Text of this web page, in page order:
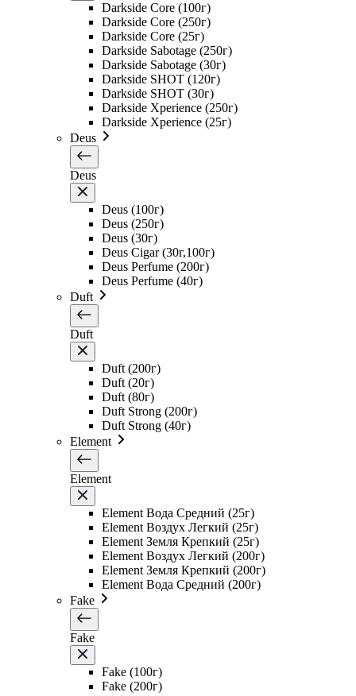
Darkside Core (100г)
Darkside Core (250г)
Darkside Core (25г)
Darkside Sabotage (250г)
Darkside Sabotage (30г)
Darkside SHOT (120г)
Darkside SHOT (30г)
Darkside Xperience (250г)
Darkside Xperience (25г)
Deus
Deus
Deus (100г)
Deus (250г)
Deus (30г)
Deus Cigar (30г,100г)
Deus Perfume (200г)
Deus Perfume (40г)
Duft
Duft
Duft (200г)
Duft (20г)
Duft (80г)
Duft Strong (200г)
Duft Strong (40г)
Element
Element
Element Вода Средний (25г)
Element Воздух Легкий (25г)
Element Земля Крепкий (25г)
Element Воздух Легкий (200г)
Element Земля Крепкий (200г)
Element Вода Средний (200г)
Fake
Fake
Fake (100г)
Fake (200г)